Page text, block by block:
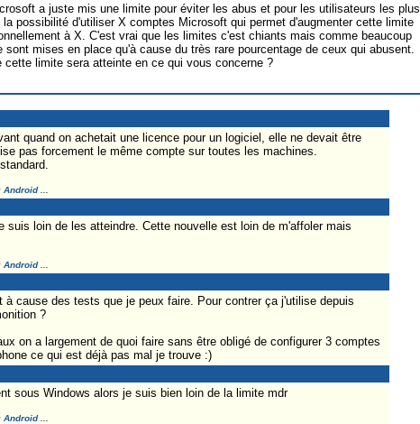
a juste mis une limite pour éviter les abus et pour les utilisateurs les plus
possibilité d'utiliser X comptes Microsoft qui permet d'augmenter cette limite
à X. C'est vrai que les limites c'est chiants mais comme beaucoup
sont mises en place qu'à cause du très rare pourcentage de ceux qui abusent.
cette limite sera atteinte en ce qui vous concerne ?
quand on achetait une licence pour un logiciel, elle ne devait être
pas forcement le même compte sur toutes les machines.
Android...
loin de les atteindre. Cette nouvelle est loin de m'affoler mais
Android...
cause des tests que je peux faire. Pour contrer ça j'utilise depuis
?
on a largement de quoi faire sans être obligé de configurer 3 comptes
ce qui est déjà pas mal je trouve :)
sous Windows alors je suis bien loin de la limite mdr
Android...